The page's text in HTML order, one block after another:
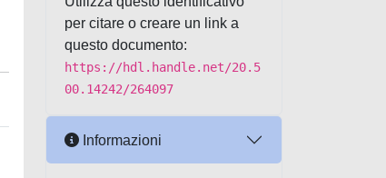
per citare o creare un link a
questo documento:
https://hdl.handle.net/20.5
00.14242/264097
Informazioni